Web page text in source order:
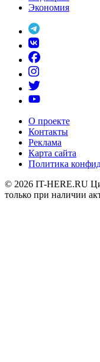
Экономия
О проекте
Контакты
Реклама
Карта сайта
Политика
© 2026 IT-HERE.RU
только при наличии